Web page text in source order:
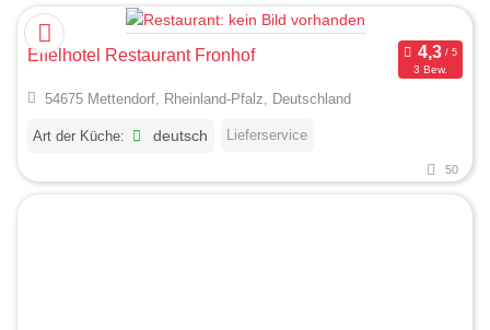
Eifelhotel Restaurant Fronhof
3 Bew.
54675 Mettendorf, Rheinland-Pfalz, Deutschland
Art der Küche: deutsch Lieferservice
50